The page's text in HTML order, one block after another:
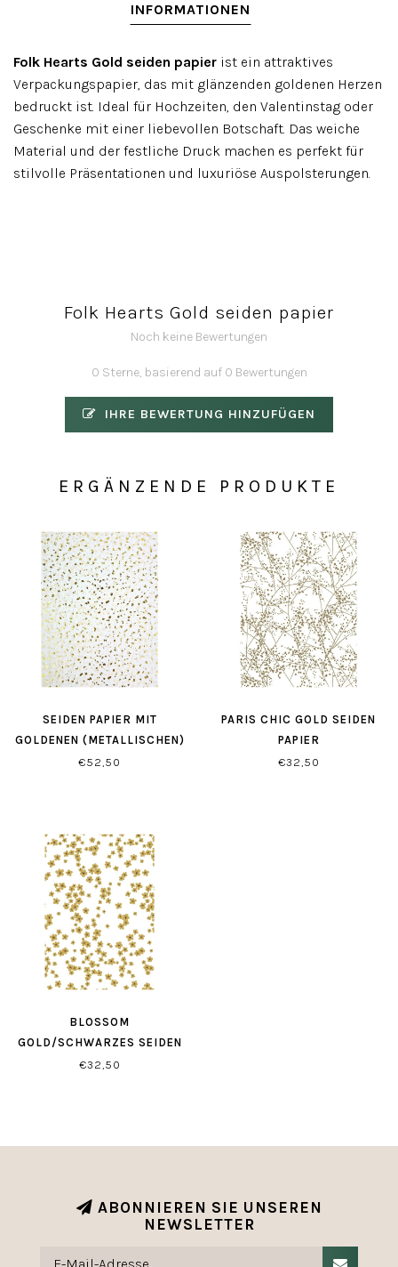
INFORMATIONEN
Folk Hearts Gold seiden papier ist ein attraktives
Verpackungspapier, das mit glänzenden goldenen Herzen
bedruckt ist. Ideal für Hochzeiten, den Valentinstag oder
Geschenke mit einer liebevollen Botschaft. Das weiche
Material und der festliche Druck machen es perfekt für
stilvolle Präsentationen und luxuriöse Auspolsterungen.
Folk Hearts Gold seiden papier
Noch keine Bewertungen
0 Sterne, basierend auf 0 Bewertungen
IHRE BEWERTUNG HINZUFÜGEN
ERGÄNZENDE PRODUKTE
SEIDEN PAPIER MIT
GOLDENEN (METALLISCHEN)
FLOCKEN
€52,50
PARIS CHIC GOLD SEIDEN
PAPIER
€32,50
BLOSSOM
GOLD/SCHWARZES SEIDEN
PAPIER
€32,50
ABONNIEREN SIE UNSEREN
NEWSLETTER